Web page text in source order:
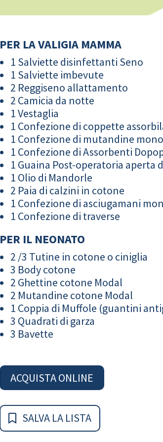
PER LA VALIGIA MAMMA
1 Salviette disinfettanti Seno
1 Salviette imbevute
2 Reggiseno allattamento
2 Camicia da notte
1 Vestaglia
1 Confezione di coppette
1 Confezione di mutandine
1 Confezione di Assorbenti
1 Guaina Post-operatoria aperta
1 Olio di Mandorle
2 Paia di calzini in cotone
1 Confezione di asciugamani
1 Confezione di traverse
PER IL NEONATO
2 /3 Tutine in cotone o ciniglia
3 Body cotone
2 Ghettine cotone Modal
2 Mutandine cotone Modal
1 Coppia di Muffole (guantini
3 Quadrati di garza
3 Bavette
ACQUISTA ONLINE
SALVA LA LISTA